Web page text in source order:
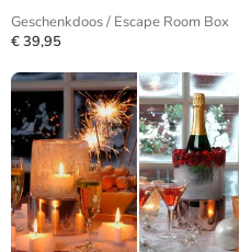
Geschenkdoos / Escape Room Box
€ 39,95